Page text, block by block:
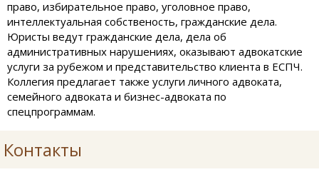
право, избирательное право, уголовное право,
интеллектуальная собственость, гражданские дела.
Юристы ведут гражданские дела, дела об
административных нарушениях, оказывают адвокатские
услуги за рубежом и представительство клиента в ЕСПЧ.
Коллегия предлагает также услуги личного адвоката,
семейного адвоката и бизнес-адвоката по
спецпрограммам.
Контакты